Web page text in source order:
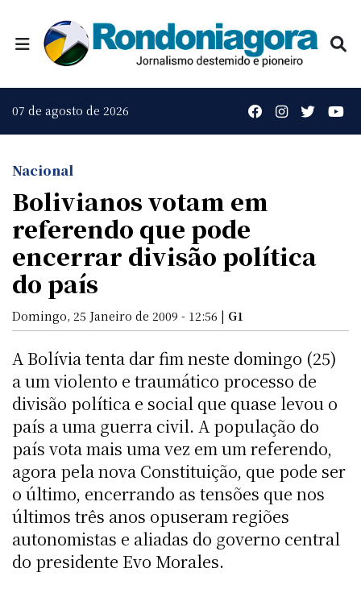
07 de agosto de 2026
Nacional
Bolivianos votam em
referendo que pode
encerrar divisão política
do país
Domingo, 25 Janeiro de 2009 - 12:56 | G1
A Bolívia tenta dar fim neste domingo (25)
a um violento e traumático processo de
divisão política e social que quase levou o
país a uma guerra civil. A população do
país vota mais uma vez em um referendo,
agora pela nova Constituição, que pode ser
o último, encerrando as tensões que nos
últimos três anos opuseram regiões
autonomistas e aliadas do governo central
do presidente Evo Morales.